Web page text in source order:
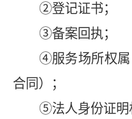
②登记证书；
③备案回执；
④服务场所权
合同）；
⑤法人身份证明